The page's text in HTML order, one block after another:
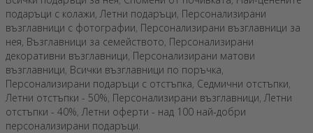
подаръци с колажи, Летни подаръци, Персонализирани
възглавници с фотографии, Персонализирани възглавници за
нея, Възглавници за семейството, Персонализирани
декоративни възглавници, Персонализирани матови
възглавници, Всички възглавници по поръчка,
Персонализирани подаръци с отстъпка, Седмични отстъпки,
Летни отстъпки - 50%, Персонализирани възглавници, Летни
отстъпки - 40%, Летни оферти - над 100 най-добри
персонализирани подаръци.